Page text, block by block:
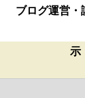
ブログ運営・
示